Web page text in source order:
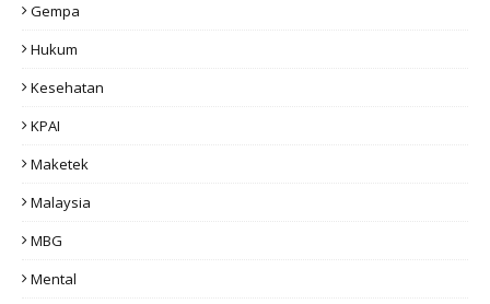
Gempa
Hukum
Kesehatan
KPAI
Maketek
Malaysia
MBG
Mental